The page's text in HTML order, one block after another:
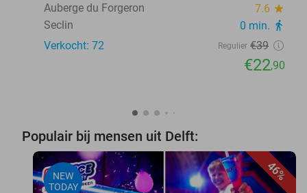
Auberge du Forgeron
7.6 star
Seclin 0 min. directions_walk
Verkocht: 72 Regulier €39
€22,90
Populair bij mensen uit Delft:
46%
NEW
TODAY